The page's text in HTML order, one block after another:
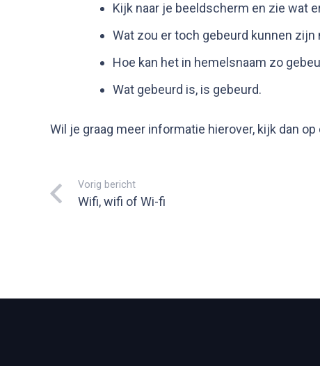
Kijk naar je beeldscherm en zie wat
Wat zou er toch gebeurd kunnen
Hoe kan het in hemelsnaam zo
Wat gebeurd is, is gebeurd.
Wil je graag meer informatie hierover, kijk dan
Vorig bericht
Wifi, wifi of Wi-fi